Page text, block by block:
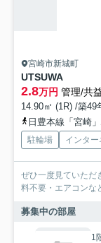
宮崎市新城町
UTSUWA
2.8万円 管理/共
14.90㎡ (1R) /築49
日豊本線「宮崎
駐輪場 インタ
ぜひ一度見ていただ
料不要・エアコンな
募集中の部屋
1